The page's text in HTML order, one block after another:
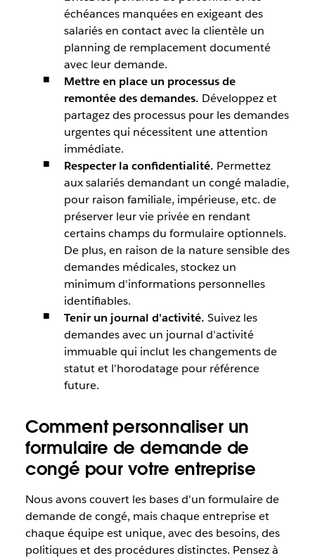
échéances manquées en exigeant des
salariés en contact avec la clientèle un
planning de remplacement documenté
avec leur demande.
Mettre en place un processus de
remontée des demandes. Développez et
partagez des processus pour les demandes
urgentes qui nécessitent une attention
immédiate.
Respecter la confidentialité. Permettez
aux salariés demandant un congé maladie,
pour raison familiale, impérieuse, etc. de
préserver leur vie privée en rendant
certains champs du formulaire optionnels.
De plus, en raison de la nature sensible des
demandes médicales, stockez un
minimum d'informations personnelles
identifiables.
Tenir un journal d'activité. Suivez les
demandes avec un journal d'activité
immuable qui inclut les changements de
statut et l'horodatage pour référence
future.
Comment personnaliser un
formulaire de demande de
congé pour votre entreprise
Nous avons couvert les bases d'un formulaire de
demande de congé, mais chaque entreprise et
chaque équipe est unique, avec des besoins, des
politiques et des procédures distinctes. Pensez à